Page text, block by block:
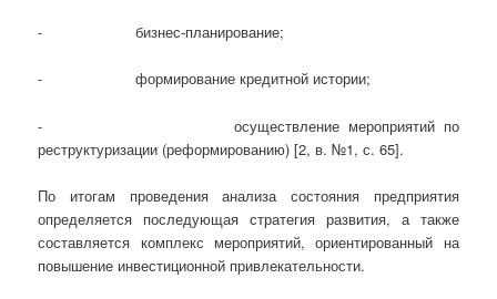
- бизнес-планирование;
- формирование кредитной истории;
- осуществление мероприятий по
реструктуризации (реформированию) [2, в. №1, с. 65].
По итогам проведения анализа состояния предприятия
определяется последующая стратегия развития, а также
составляется комплекс мероприятий, ориентированный на
повышение инвестиционной привлекательности.